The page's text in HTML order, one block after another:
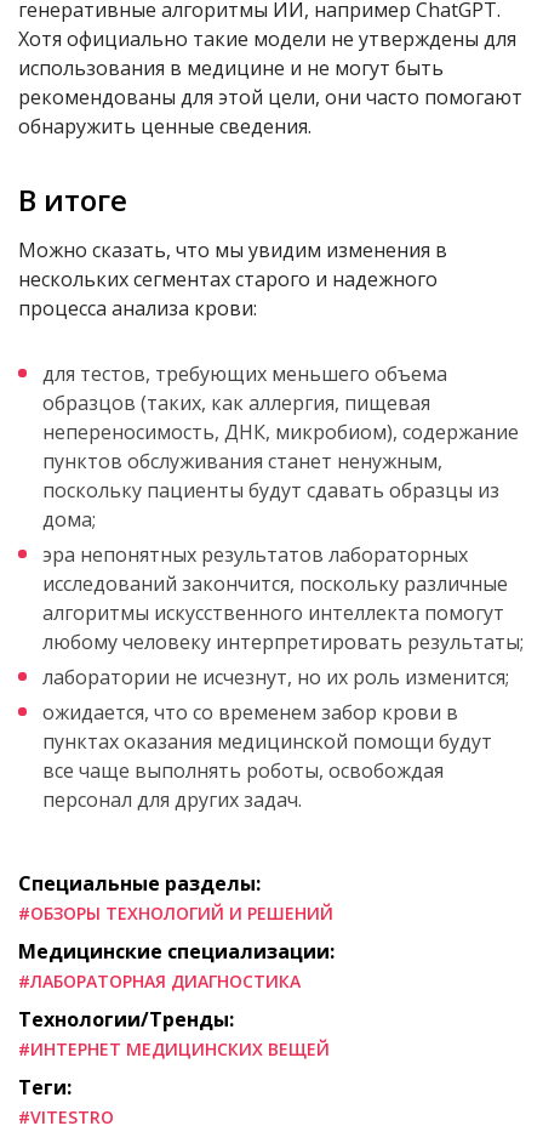
генеративные алгоритмы ИИ, например ChatGPT.
Хотя официально такие модели не утверждены для
использования в медицине и не могут быть
рекомендованы для этой цели, они часто помогают
обнаружить ценные сведения.
В итоге
Можно сказать, что мы увидим изменения в
нескольких сегментах старого и надежного
процесса анализа крови:
для тестов, требующих меньшего объема
образцов (таких, как аллергия, пищевая
непереносимость, ДНК, микробиом), содержание
пунктов обслуживания станет ненужным,
поскольку пациенты будут сдавать образцы из
дома;
эра непонятных результатов лабораторных
исследований закончится, поскольку различные
алгоритмы искусственного интеллекта помогут
любому человеку интерпретировать результаты;
лаборатории не исчезнут, но их роль изменится;
ожидается, что со временем забор крови в
пунктах оказания медицинской помощи будут
все чаще выполнять роботы, освобождая
персонал для других задач.
Специальные разделы:
#ОБЗОРЫ ТЕХНОЛОГИЙ И РЕШЕНИЙ
Медицинские специализации:
#ЛАБОРАТОРНАЯ ДИАГНОСТИКА
Технологии/Тренды:
#ИНТЕРНЕТ МЕДИЦИНСКИХ ВЕЩЕЙ
Теги:
#VITESTRO